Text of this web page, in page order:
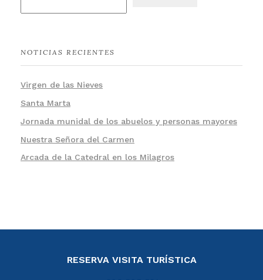
NOTICIAS RECIENTES
Virgen de las Nieves
Santa Marta
Jornada munidal de los abuelos y personas mayores
Nuestra Señora del Carmen
Arcada de la Catedral en los Milagros
RESERVA VISITA TURÍSTICA